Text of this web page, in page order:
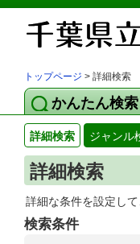
トップページ > 詳細検索
かんたん検索
詳細検索 ジャンル
詳細検索
詳細な条件を設定し
検索条件